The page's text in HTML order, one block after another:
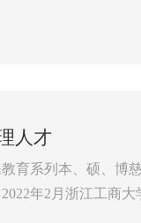
人才
育系列本、硕、博
年2月浙江工商